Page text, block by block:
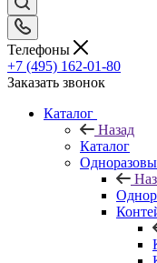
Телефоны
+7 (495) 162-01-80
Заказать звонок
Каталог
Назад
Каталог